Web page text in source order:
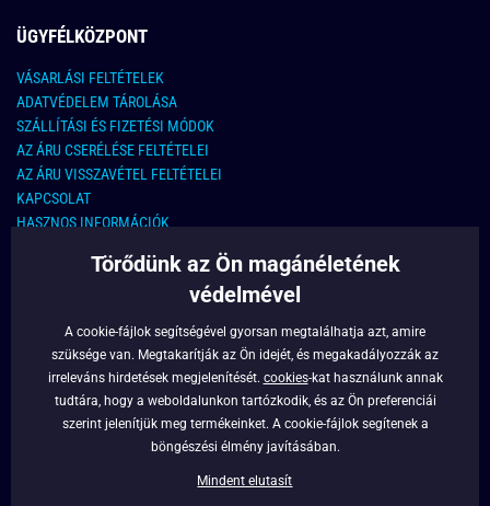
ÜGYFÉLKÖZPONT
VÁSARLÁSI FELTÉTELEK
ADATVÉDELEM TÁROLÁSA
SZÁLLÍTÁSI ÉS FIZETÉSI MÓDOK
AZ ÁRU CSERÉLÉSE FELTÉTELEI
AZ ÁRU VISSZAVÉTEL FELTÉTELEI
KAPCSOLAT
HASZNOS INFORMÁCIÓK
KAPCSOLAT
info@legyferfi.hu
FONTOS INFORMÁCIÓK
RÓLUNK
Törődünk az Ön magánéletének
védelmével
A cookie-fájlok segítségével gyorsan megtalálhatja azt, amire
szüksége van. Megtakarítják az Ön idejét, és megakadályozzák az
irreleváns hirdetések megjelenítését. cookies-kat használunk annak
tudtára, hogy a weboldalunkon tartózkodik, és az Ön preferenciái
szerint jelenítjük meg termékeinket. A cookie-fájlok segítenek a
böngészési élmény javításában.
Mindent elutasít